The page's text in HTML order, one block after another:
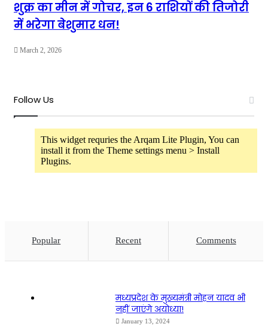
शुक्र का मीन में गोचर, इन 6 राशियों की तिजोरी
में भरेगा बेशुमार धन!
March 2, 2026
Follow Us
This widget requries the Arqam Lite Plugin, You can
install it from the Theme settings menu > Install
Plugins.
Popular Recent Comments
मध्यप्रदेश के मुख्यमंत्री मोहन यादव भी
नहीं जाएंगे अयोध्या!
January 13, 2024